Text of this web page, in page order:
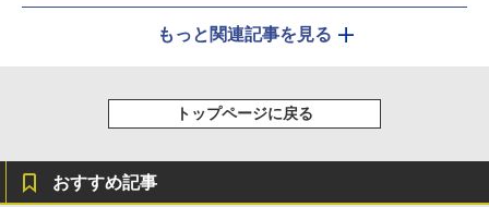
もっと関連記事を見る
トップページに戻る
おすすめ記事